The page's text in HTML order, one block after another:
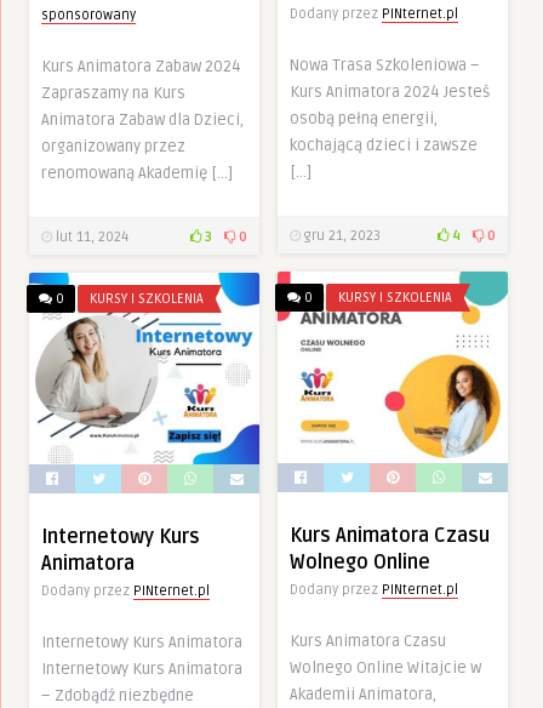
sponsorowany
Kurs Animatora Zabaw 2024
Zapraszamy na Kurs
Animatora Zabaw dla Dzieci,
organizowany przez
renomowaną Akademię […]
lut 11, 2024 3 0
Dodany przez PINternet.pl
Nowa Trasa Szkoleniowa –
Kurs Animatora 2024 Jesteś
osobą pełną energii,
kochającą dzieci i zawsze
[…]
gru 21, 2023 4 0
0 KURSY I SZKOLENIA
Kurs Animatora Czasu
Wolnego Online
Dodany przez PINternet.pl
Kurs Animatora Czasu
Wolnego Online Witajcie w
Akademii Animatora,
0 KURSY I SZKOLENIA
Internetowy Kurs
Animatora
Dodany przez PINternet.pl
Internetowy Kurs Animatora
Internetowy Kurs Animatora
– Zdobądź niezbędne